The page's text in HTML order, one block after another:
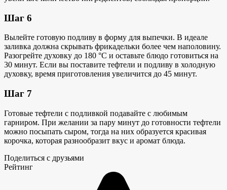
Шаг 6
Вылейте готовую подливу в форму для выпечки. В идеале
заливка должна скрывать фрикадельки более чем наполовину.
Разогрейте духовку до 180 °С и оставьте блюдо готовиться на
30 минут. Если вы поставите тефтели и подливу в холодную
духовку, время приготовления увеличится до 45 минут.
Шаг 7
Готовые тефтели с подливкой подавайте с любимым
гарниром. При желании за пару минут до готовности тефтели
можно посыпать сыром, тогда на них образуется красивая
корочка, которая разнообразит вкус и аромат блюда.
Поделиться с друзьями
Рейтинг